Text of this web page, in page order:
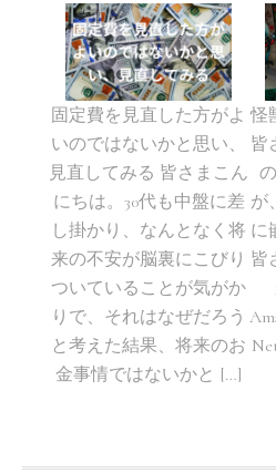
固定費を見直した方がよ
いのではないかと思い、
見直してみる 皆さまこん
にちは。30代も中盤に差
し掛かり、なんとなく将
来の不安が脳裏にこびり
ついていることが気がか
りで、それはなぜだろう
と考えた結果、将来のお
金事情ではないかと […]
怪
皆
が
に
皆